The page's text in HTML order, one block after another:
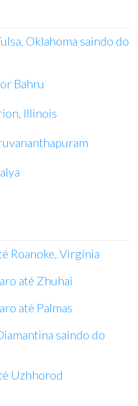
Oklahoma saindo do
Bahru
Illinois
Roanoke, Virgínia
até Zhuhai
até Palmas
saindo do
Uzhhorod